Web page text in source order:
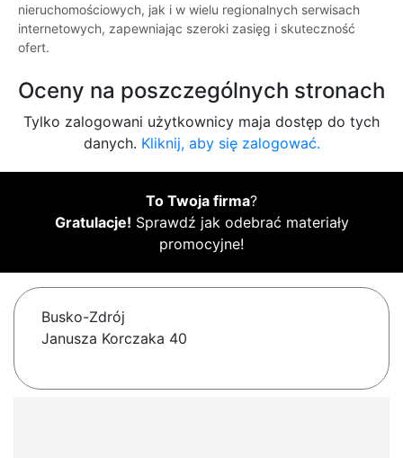
nieruchomościowych, jak i w wielu regionalnych serwisach
internetowych, zapewniając szeroki zasięg i skuteczność
ofert.
Oceny na poszczególnych stronach
Tylko zalogowani użytkownicy maja dostęp do tych
danych. Kliknij, aby się zalogować.
To Twoja firma?
Gratulacje! Sprawdź jak odebrać materiały
promocyjne!
Busko-Zdrój
Janusza Korczaka 40